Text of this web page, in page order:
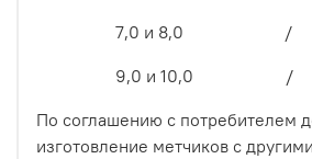
7,0 и 8,0 /
9,0 и 10,0
По соглашению с потребителем
изготовление метчиков с